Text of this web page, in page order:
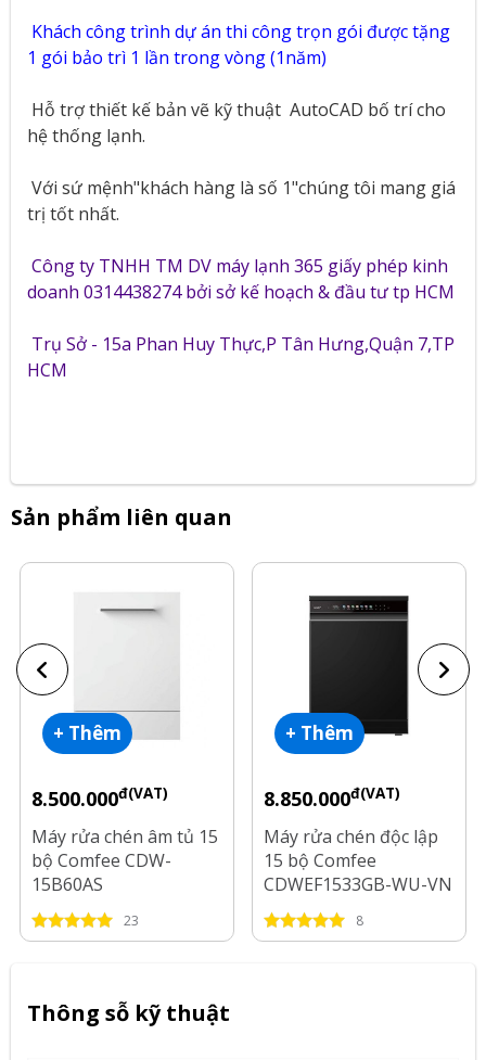
Khách công trình dự án thi công trọn gói được tặng
1 gói bảo trì 1 lần trong vòng (1năm)
Hỗ trợ thiết kế bản vẽ kỹ thuật AutoCAD bố trí cho
hệ thống lạnh.
Với sứ mệnh"khách hàng là số 1"chúng tôi mang giá
trị tốt nhất.
Công ty TNHH TM DV máy lạnh 365 giấy phép kinh
doanh 0314438274 bởi sở kế hoạch & đầu tư tp HCM
Trụ Sở - 15a Phan Huy Thực,P Tân Hưng,Quận 7,TP
HCM
Sản phẩm liên quan
+ Thêm
8.500.000đ(VAT)
Máy rửa chén âm tủ 15
bộ Comfee CDW-
15B60AS
23
+ Thêm
8.850.000đ(VAT)
Máy rửa chén độc lập
15 bộ Comfee
CDWEF1533GB-WU-VN
8
Thông sỗ kỹ thuật